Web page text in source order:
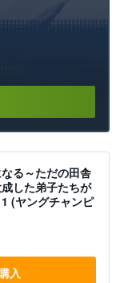
る～ただの田舎
した弟子たちが
(ヤングチャンピ
入